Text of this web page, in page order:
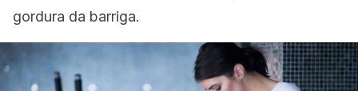
gordura da barriga.